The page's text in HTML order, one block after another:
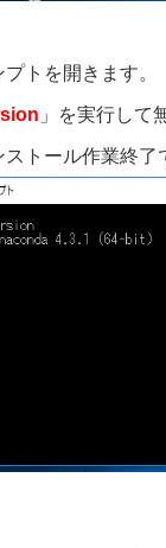
トを開きます。
」を実行して
トール作業終了